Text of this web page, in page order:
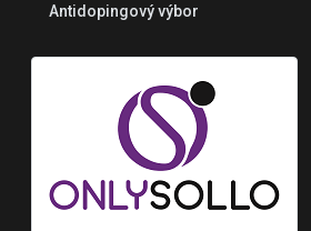
Antidopingový výbor